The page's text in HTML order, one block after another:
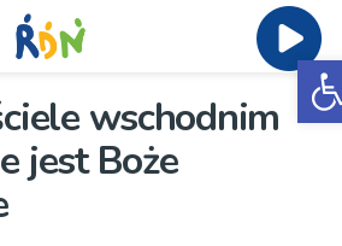
wschodnim
jest Boże